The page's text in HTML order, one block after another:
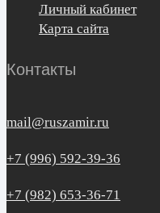
Личный кабинет
Карта сайта
Контакты
mail@ruszamir.ru
+7 (996) 592-39-36
+7 (982) 653-36-71